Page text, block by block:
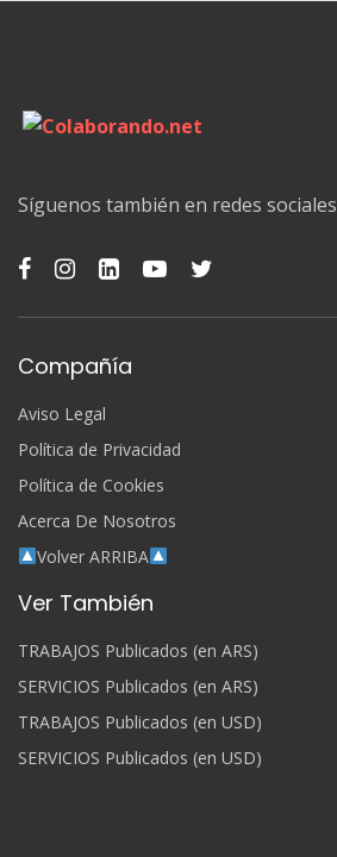
Síguenos también en redes sociales
Compañía
Aviso Legal
Política de Privacidad
Política de Cookies
Acerca De Nosotros
Volver ARRIBA
Ver También
TRABAJOS Publicados (en ARS)
SERVICIOS Publicados (en ARS)
TRABAJOS Publicados (en USD)
SERVICIOS Publicados (en USD)